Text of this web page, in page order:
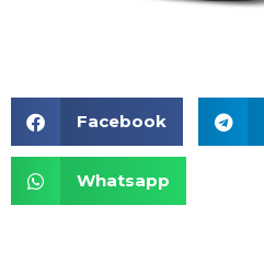
Facebook
Whatsapp